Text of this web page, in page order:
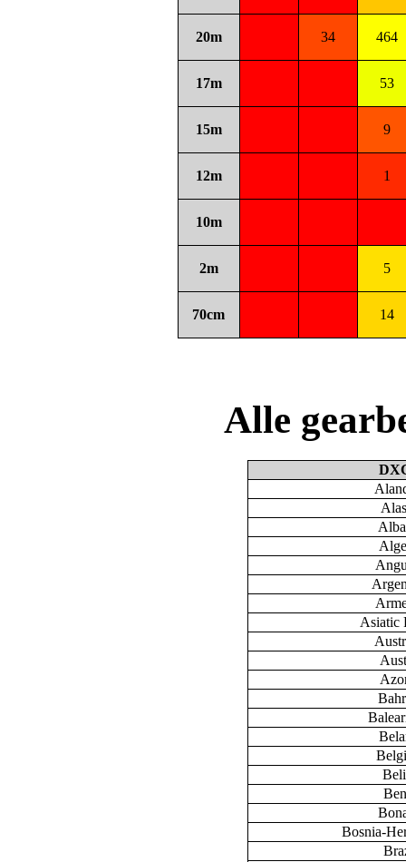
20m 34 464
17m 53
15m 9
12m 1
10m
2m 5
70cm 14
Alle
Asiatic
Bosnia-